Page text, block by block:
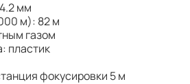
мм
м): 82 м
газом
пластик
фокусировки 5 м